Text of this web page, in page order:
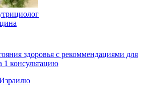
здоровья с рекоммендациями для
1 консультацию